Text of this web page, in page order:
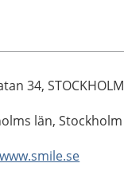
34, STOCKHOLM
län, Stockholm